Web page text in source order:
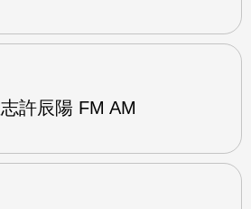
許辰陽 FM AM